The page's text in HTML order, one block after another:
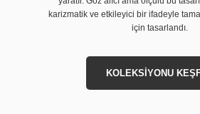
karizmatik ve etkileyici bir ifadeyle
için tasarlandı.
KOLEKSİYONU